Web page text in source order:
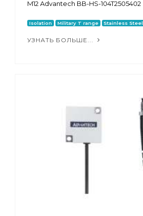
M12 Advantech BB-HS-104T2505402
Isolation Military T range Stainless Steel
УЗНАТЬ БОЛЬШЕ...